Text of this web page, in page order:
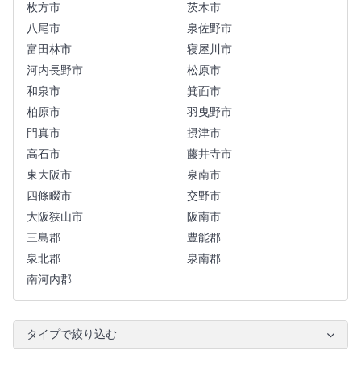
枚方市
茨木市
八尾市
泉佐野市
富田林市
寝屋川市
河内長野市
松原市
和泉市
箕面市
柏原市
羽曳野市
門真市
摂津市
高石市
藤井寺市
東大阪市
泉南市
四條畷市
交野市
大阪狭山市
阪南市
三島郡
豊能郡
泉北郡
泉南郡
南河内郡
タイプで絞り込む